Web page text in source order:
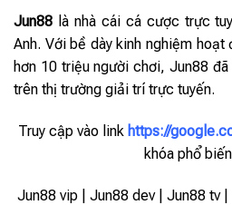
Jun88 là nhà cái cá cược trực
Anh. Với bề dày kinh nghiệm hoạt
hơn 10 triệu người chơi, Jun88
trên thị trường giải trí trực tuyến.
Truy cập vào link https://
khóa phổ
Jun88 vip | Jun88 dev | Jun88 tv |